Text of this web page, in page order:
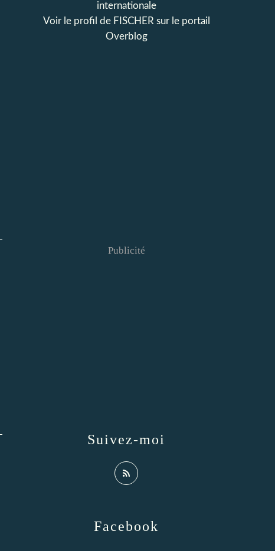
internationale
Voir le profil de FISCHER sur le portail
Overblog
Suivez-moi
Facebook
Publicité